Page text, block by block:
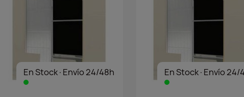
En Stock·Envío 24/48h En Stock·Envío 24/